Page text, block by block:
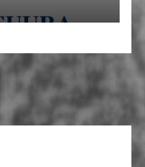
填, 最
（各種根
と仮封